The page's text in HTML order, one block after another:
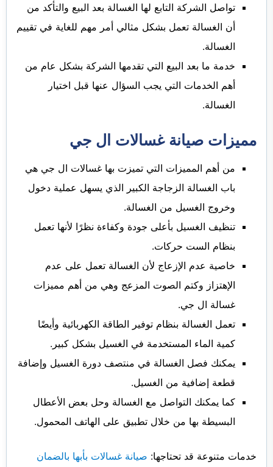
تواصل الشركة التابع لها الغسالة بعد البيع والتأكد من
أن الغسالة تعمل بشكل مثالي أمر مهم للغاية في تقييم
الغسالة.
خدمة ما بعد البيع التي تقدمها الشركة بشكل عام من
أهم الخدمات التي يجب السؤال عنها قبل اختيار
الغسالة.
مميزات صيانة غسالات ال جي
من أهم المميزات التي تميزت بها غسالات ال جي هي
باب الغسالة الزجاجة الكبير الذي يسهل عملية دخول
وخروج الغسيل من الغسالة.
تنظيف الغسيل بأعلى جودة وكفاءة نظرًا لأنها تعمل
بنظام الست حركات.
خاصية عدم الإزعاج لأن الغسالة تعمل على عدم
الإهتزاز وكتم الصوت المزعج وهي من أهم مميزات
غسالة ال جي.
تعمل الغسالة بنظام توفير الطاقة الكهربائية وأيضًا
كمية الماء المستخدمة في الغسيل بشكل كبير.
يمكنك فصل الغسالة في منتصف دورة الغسيل وإضافة
قطعة إضافية من الغسيل.
كما يمكنك التواصل مع الغسالة وحل بعض الأعطال
البسيطة بها من خلال تطبيق على الهاتف المحمول.
خدمات متنوعة قد تحتاجها: صيانة غسالات بأبها بالضمان